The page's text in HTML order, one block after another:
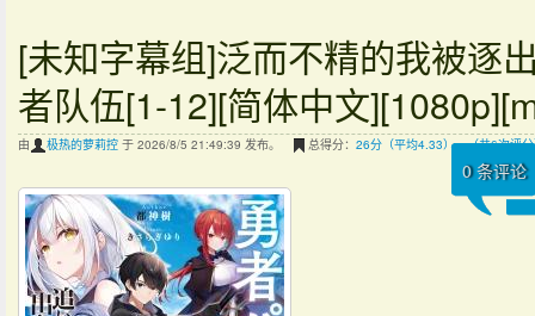
[未知字幕组]泛而不精的我被逐
者队伍[1-12][简体中文
由 极热的萝莉控 于 2026/8/5 21:49:39 发布。 总得分： 26分（平均4.33），（共6次评
0条评论